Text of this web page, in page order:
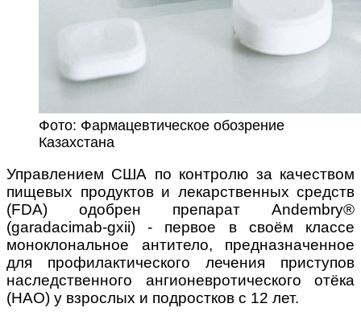
Фото: Фармацевтическое обозрение
Казахстана
Управлением США по контролю за качеством
пищевых продуктов и лекарственных средств
(FDA) одобрен препарат Andembry®
(garadacimab-gxii) - первое в своём классе
моноклональное антитело, предназначенное
для профилактического лечения приступов
наследственного ангионевротического отёка
(НАО) у взрослых и подростков с 12 лет.